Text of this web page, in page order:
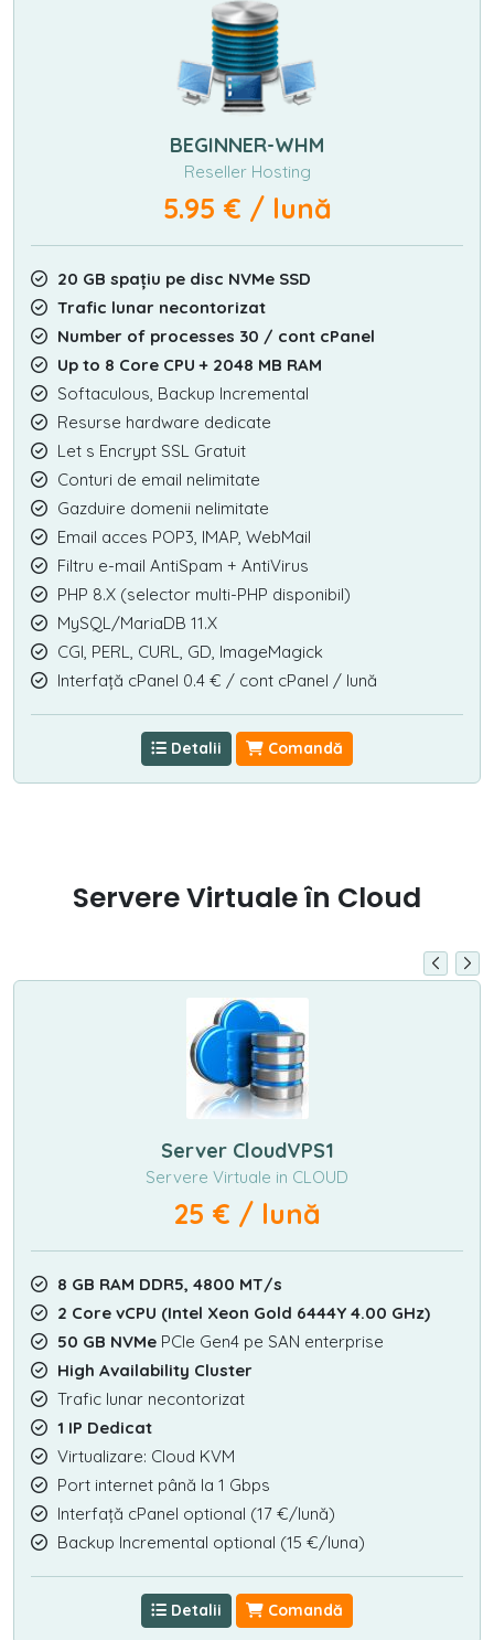
BEGINNER-WHM
Reseller Hosting
5.95 € / lună
20 GB spațiu pe disc NVMe SSD
Trafic lunar necontorizat
Number of processes 30 / cont cPanel
Up to 8 Core CPU + 2048 MB RAM
Softaculous, Backup Incremental
Resurse hardware dedicate
Let s Encrypt SSL Gratuit
Conturi de email nelimitate
Gazduire domenii nelimitate
Email acces POP3, IMAP, WebMail
Filtru e-mail AntiSpam + AntiVirus
PHP 8.X (selector multi-PHP disponibil)
MySQL/MariaDB 11.X
CGI, PERL, CURL, GD, ImageMagick
Interfață cPanel 0.4 € / cont cPanel / lună
Detalii Comandă
Servere Virtuale în Cloud
Server CloudVPS1
Servere Virtuale in CLOUD
25 € / lună
8 GB RAM DDR5, 4800 MT/s
2 Core vCPU (Intel Xeon Gold 6444Y 4.00 GHz)
50 GB NVMe PCIe Gen4 pe SAN enterprise
High Availability Cluster
Trafic lunar necontorizat
1 IP Dedicat
Virtualizare: Cloud KVM
Port internet până la 1 Gbps
Interfață cPanel optional (17 €/lună)
Backup Incremental optional (15 €/luna)
Detalii Comandă